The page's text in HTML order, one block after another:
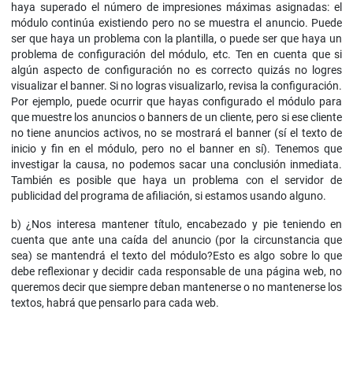
haya superado el número de impresiones máximas asignadas: el
módulo continúa existiendo pero no se muestra el anuncio. Puede
ser que haya un problema con la plantilla, o puede ser que haya un
problema de configuración del módulo, etc. Ten en cuenta que si
algún aspecto de configuración no es correcto quizás no logres
visualizar el banner. Si no logras visualizarlo, revisa la configuración.
Por ejemplo, puede ocurrir que hayas configurado el módulo para
que muestre los anuncios o banners de un cliente, pero si ese cliente
no tiene anuncios activos, no se mostrará el banner (sí el texto de
inicio y fin en el módulo, pero no el banner en sí). Tenemos que
investigar la causa, no podemos sacar una conclusión inmediata.
También es posible que haya un problema con el servidor de
publicidad del programa de afiliación, si estamos usando alguno.
b) ¿Nos interesa mantener título, encabezado y pie teniendo en
cuenta que ante una caída del anuncio (por la circunstancia que
sea) se mantendrá el texto del módulo?Esto es algo sobre lo que
debe reflexionar y decidir cada responsable de una página web, no
queremos decir que siempre deban mantenerse o no mantenerse los
textos, habrá que pensarlo para cada web.